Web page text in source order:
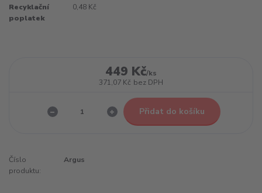
Recyklační
poplatek
0,48 Kč
449 Kč/ks
371,07 Kč bez DPH
Přidat do košíku
Číslo
produktu:
Argus